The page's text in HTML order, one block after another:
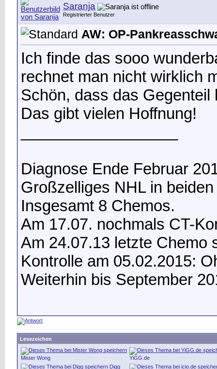
Saranja
Registrierter Benutzer
AW: OP-
Ich finde das sooo
rechnet man nicht wirklich
Schön, dass das Gegenteil
Das gibt vielen Hoffnung!
Diagnose Ende Februar
Großzelliges NHL in
Insgesamt 8 Chemos.
Am 17.07. nochmals CT-
Am 24.07.13 letzte Chemo
Kontrolle am 05.02.2015:
Weiterhin bis September
Lesezeichen
Mister Wong
YiGG.de
Digg